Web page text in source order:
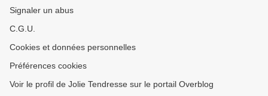
Signaler un abus
C.G.U.
Cookies et données personnelles
Préférences cookies
Voir le profil de Jolie Tendresse sur le portail Overblog